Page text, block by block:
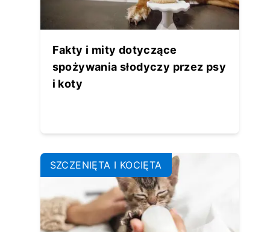
Fakty i mity dotyczące
spożywania słodyczy przez psy
i koty
SZCZENIĘTA I KOCIĘTA